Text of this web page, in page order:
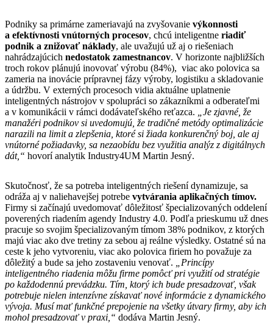
Podniky sa primárne zameriavajú na zvyšovanie výkonnosti
a efektívnosti vnútorných procesov, chcú inteligentne riadiť
podnik a znižovať náklady, ale uvažujú už aj o riešeniach
nahrádzajúcich nedostatok zamestnancov. V horizonte najbližších
troch rokov plánujú inovovať výrobu (84%), viac ako polovica sa
zameria na inovácie prípravnej fázy výroby, logistiku a skladovanie
a údržbu. V externých procesoch vidia aktuálne uplatnenie
inteligentných nástrojov v spolupráci so zákazníkmi a odberateľmi
a v komunikácii v rámci dodávateľského reťazca.
„Je zjavné, že
manažéri podnikov si uvedomujú, že tradičné metódy optimalizácie
narazili na limit a zlepšenia, ktoré si žiada konkurenčný boj, ale aj
vnútorné požiadavky, sa nezaobídu bez využitia analýz z digitálnych
dát,“ hovorí analytik Industry4UM Martin Jesný.
Skutočnosť, že sa potreba inteligentných riešení dynamizuje, sa
odráža aj v naliehavejšej potrebe vytvárania aplikačných tímov.
Firmy si začínajú uvedomovať dôležitosť špecializovaných oddelení
poverených riadením agendy Industry 4.0. Podľa prieskumu už dnes
pracuje so svojim špecializovaným tímom 38% podnikov, z ktorých
majú viac ako dve tretiny za sebou aj reálne výsledky. Ostatné sú na
ceste k jeho vytvoreniu, viac ako polovica firiem ho považuje za
dôležitý a bude sa jeho zostaveniu venovať.
„Princípy
inteligentného riadenia môžu firme pomôcť pri využití od stratégie
po každodennú prevádzku. Tím, ktorý ich bude presadzovať, však
potrebuje nielen intenzívne získavať nové informácie z dynamického
vývoja. Musí mať funkčné prepojenie na všetky útvary firmy, aby ich
mohol presadzovať v praxi,“ dodáva Martin Jesný.